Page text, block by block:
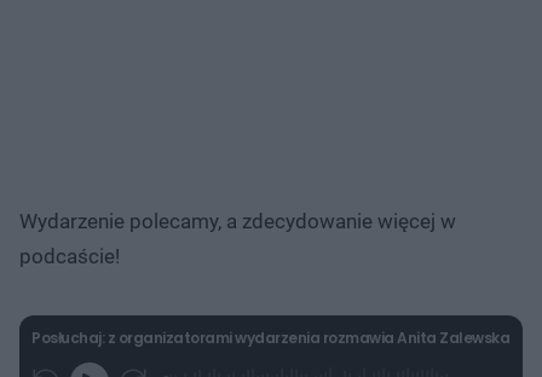
Wydarzenie polecamy, a zdecydowanie więcej w
podcaście!
Posłuchaj: z organizatorami wydarzenia rozmawia Anita Zalewska